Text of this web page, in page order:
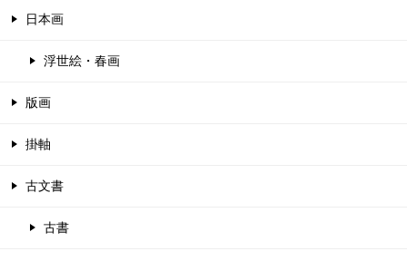
日本画
浮世絵・春画
版画
掛軸
古文書
古書